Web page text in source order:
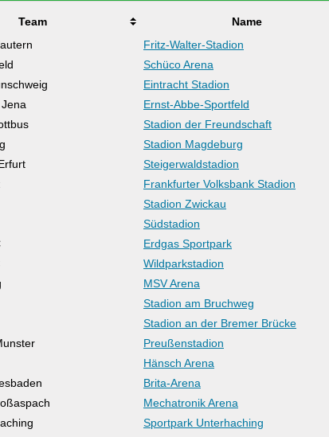
Team Name
Fritz-Walter-Stadion
Schüco Arena
Eintracht Stadion
Ernst-Abbe-Sportfeld
Stadion der Freundschaft
Stadion Magdeburg
Steigerwaldstadion
Frankfurter Volksbank Stadion
Stadion Zwickau
Südstadion
Erdgas Sportpark
Wildparkstadion
MSV Arena
Stadion am Bruchweg
Stadion an der Bremer Brücke
Preußenstadion
Hänsch Arena
Brita-Arena
Mechatronik Arena
Sportpark Unterhaching